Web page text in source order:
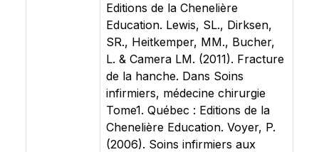
Editions de la Chenelière
Education. Lewis, SL., Dirksen,
SR., Heitkemper, MM., Bucher,
L. & Camera LM. (2011). Fracture
de la hanche. Dans Soins
infirmiers, médecine chirurgie
Tome1. Québec : Editions de la
Chenelière Education. Voyer, P.
(2006). Soins infirmiers aux